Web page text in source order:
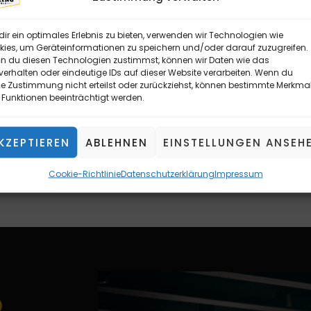
ein optimales Erlebnis zu bieten, verwenden wir Technologien wie
um Geräteinformationen zu speichern und/oder darauf zuzugreifen.
du diesen Technologien zustimmst, können wir Daten wie das
oder eindeutige IDs auf dieser Website verarbeiten. Wenn du
Zustimmung nicht erteilst oder zurückziehst, können bestimmte
beeinträchtigt werden.
ABLEHNEN EINSTELLUNGEN
Cookie-RichtlinieDatenschutzerklärungImpressum